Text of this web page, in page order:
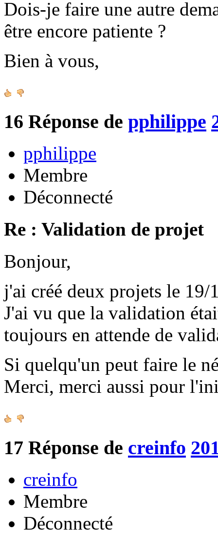
Dois-je faire une autre
être encore patiente ?
Bien à vous,
16 Réponse de pphilippe
pphilippe
Membre
Déconnecté
Re : Validation de projet
Bonjour,
j'ai créé deux projets le 19/
J'ai vu que la validation
toujours en attende de
Si quelqu'un peut faire le
Merci, merci aussi pour
17 Réponse de creinfo
creinfo
Membre
Déconnecté